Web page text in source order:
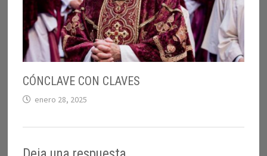
CÓNCLAVE CON CLAVES
enero 28, 2025